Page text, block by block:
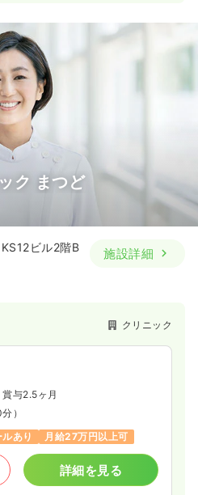
ク まつど
ビル2階B
施設詳細
クリニック
賞与2.5ヶ月
）
あり 月給27万円以上可
詳細を見る